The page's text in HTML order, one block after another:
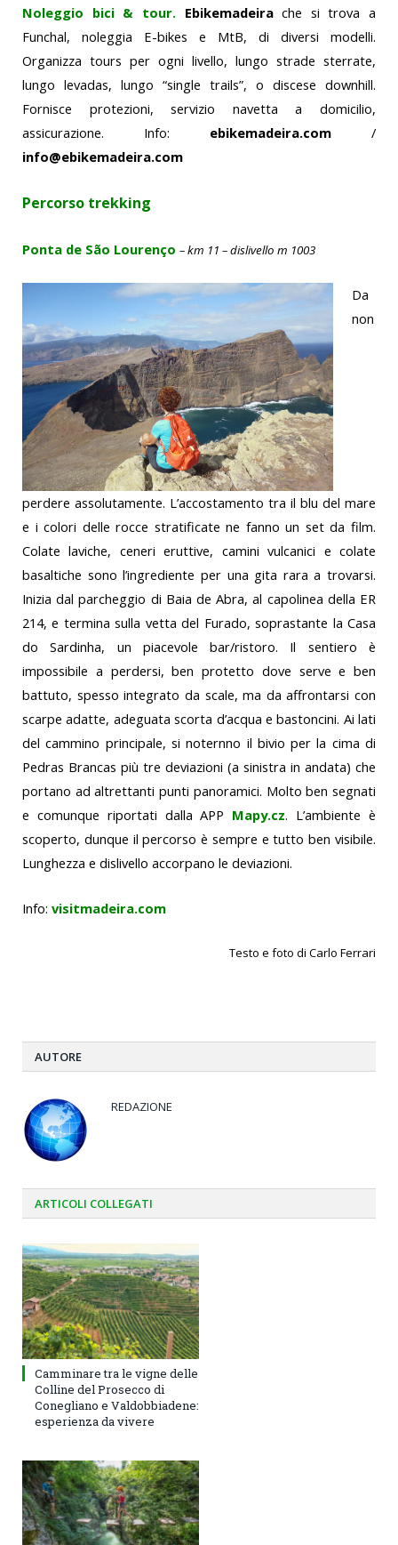
Noleggio bici & tour. Ebikemadeirache si trova a
Funchal, noleggia E-bikes e MtB, di diversi modelli.
Organizza tours per ogni livello, lungo strade sterrate,
lungo levadas, lungo “single trails”, o discese downhill.
Fornisce protezioni, servizio navetta a domicilio,
assicurazione. Info: ebikemadeira.com /
info@ebikemadeira.com
Percorso trekking
Ponta de São Lourenço – km 11 – dislivello m 1003
Da
non
perdere assolutamente. L’accostamento tra il blu del mare
e i colori delle rocce stratificate ne fanno un set da film.
Colate laviche, ceneri eruttive, camini vulcanici e colate
basaltiche sono l’ingrediente per una gita rara a trovarsi.
Inizia dal parcheggio di Baia de Abra, al capolinea della ER
214, e termina sulla vetta del Furado, soprastante la Casa
do Sardinha, un piacevole bar/ristoro. Il sentiero è
impossibile a perdersi, ben protetto dove serve e ben
battuto, spesso integrato da scale, ma da affrontarsi con
scarpe adatte, adeguata scorta d’acqua e bastoncini. Ai lati
del cammino principale, si noternno il bivio per la cima di
Pedras Brancas più tre deviazioni (a sinistra in andata) che
portano ad altrettanti punti panoramici. Molto ben segnati
e comunque riportati dalla APP Mapy.cz. L’ambiente è
scoperto, dunque il percorso è sempre e tutto ben visibile.
Lunghezza e dislivello accorpano le deviazioni.
Info: visitmadeira.com
Testo e foto di Carlo Ferrari
AUTORE
REDAZIONE
ARTICOLI COLLEGATI
Camminare tra le vigne delle
Colline del Prosecco di
Conegliano e Valdobbiadene:
esperienza da vivere